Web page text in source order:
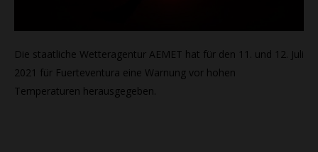
Die staatliche Wetteragentur AEMET hat für den 11. und 12. Juli
2021 für Fuerteventura eine Warnung vor hohen
Temperaturen herausgegeben.